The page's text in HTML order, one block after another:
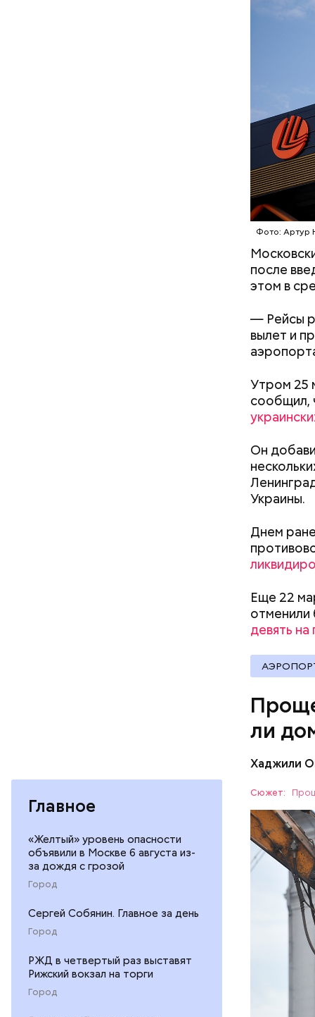
Главное
«Желтый» уровень опасности
объявили в Москве 6 августа из-
за дождя с грозой
Город
Сергей Собянин. Главное за день
Город
РЖД в четвертый раз выставят
Рижский вокзал на торги
Город
Фото: Артур
после
этом в
— Рейсы
вылет и
Утром 25
сообщил,
Он
Украины.
Днем
Еще 22
отменили
девять на
ли
Хаджили
Сюжет:
которого
месте
сады,
Какие
В
ЖИЛЬЕ
Ariada.
того, в
Для
Бизнес-
Большой
линии, а